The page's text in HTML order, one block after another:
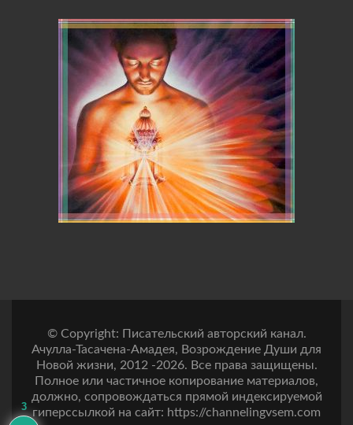
© Copyright: Писательский авторский канал.
Ачулла-Тасачена-Амадея, Возрождение Души для
Новой жизни, 2012 -2026. Все права защищены.
Полное или частичное копирование материалов,
должно, сопровождаться прямой индексируемой
гиперссылкой на сайт: https://channelingvsem.com
3